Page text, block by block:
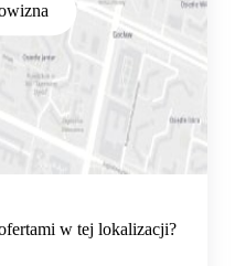
w tej lokalizacji?